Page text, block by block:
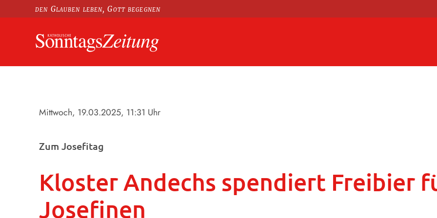
den Glauben leben, Gott begegnen
Mittwoch, 19.03.2025, 11:31 Uhr
Zum Josefitag
Kloster Andechs spendiert Freibier
Josefinen